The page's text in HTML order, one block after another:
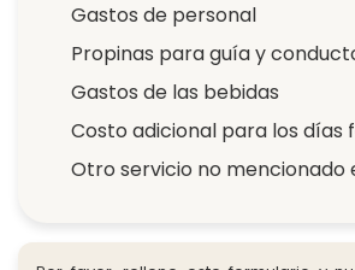
Gastos de personal
Propinas para guía y
Gastos de las bebidas
Costo adicional para los días
Otro servicio no mencionado